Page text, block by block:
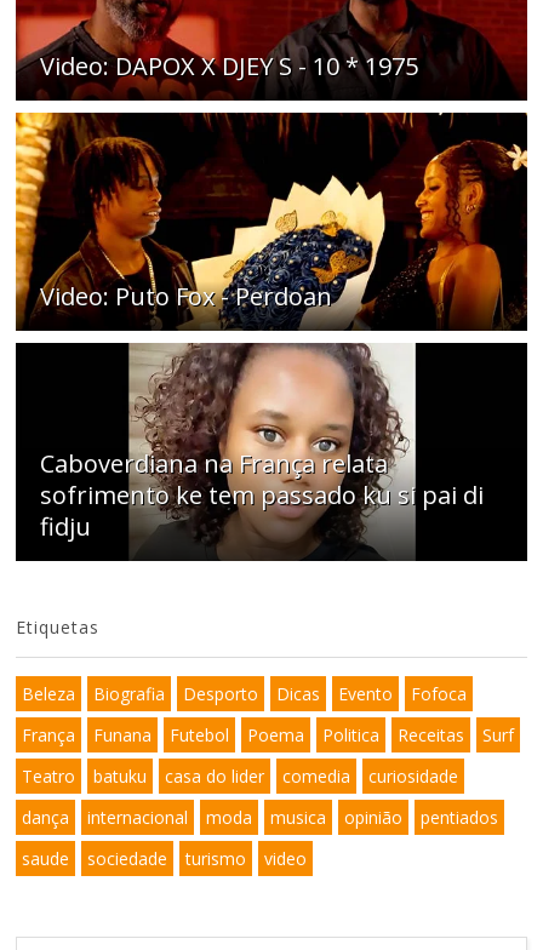
Video: DAPOX X DJEY S - 10 * 1975
Video: Puto Fox - Perdoan
Caboverdiana na França relata
sofrimento ke tem passado ku si pai di
fidju
Etiquetas
Beleza Biografia Desporto Dicas Evento
Fofoca
França
Funana Futebol Poema Politica Receitas
Surf
Teatro
batuku casa do lider comedia
curiosidade
dança
internacional moda musica opinião
pentiados
saude
sociedade turismo video